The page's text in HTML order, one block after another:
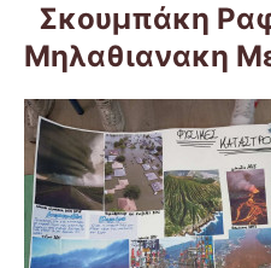
Σκουμπάκη
Μηλαθιανακη